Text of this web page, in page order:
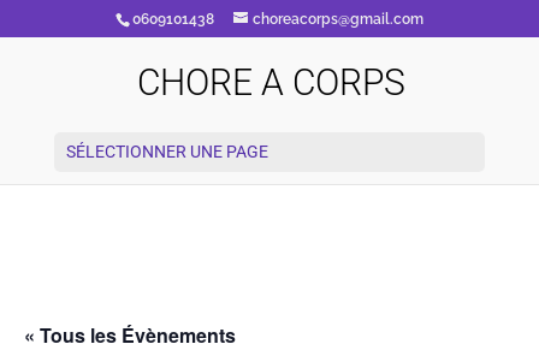
0609101438 choreacorps@gmail.com
CHORE A CORPS
SÉLECTIONNER UNE PAGE
« Tous les Évènements